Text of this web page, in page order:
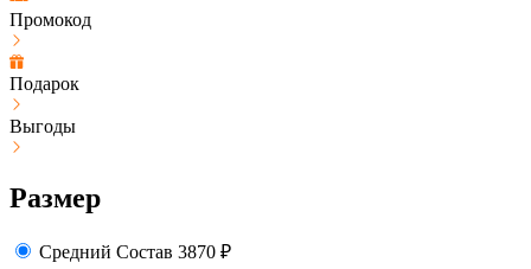
Промокод
Подарок
Выгоды
Размер
Средний Состав 3870 ₽